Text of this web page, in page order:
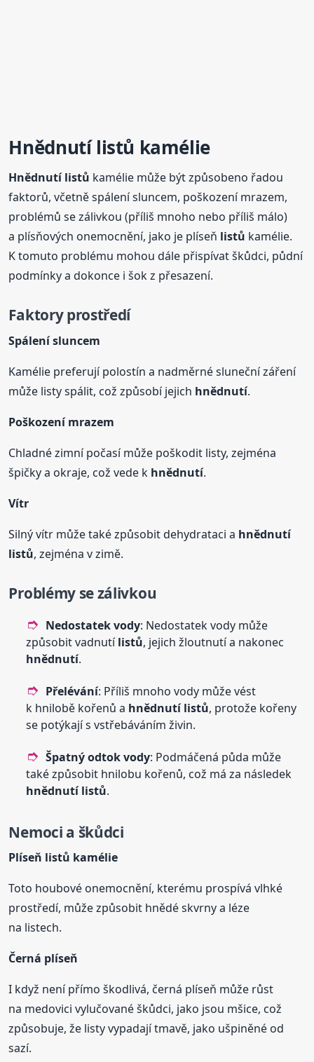
Hnědnutí listů kamélie
Hnědnutí listů kamélie může být způsobeno řadou
faktorů, včetně spálení sluncem, poškození mrazem,
problémů se zálivkou (příliš mnoho nebo příliš málo)
a plísňových onemocnění, jako je plíseň listů kamélie.
K tomuto problému mohou dále přispívat škůdci, půdní
podmínky a dokonce i šok z přesazení.
Faktory prostředí
Spálení sluncem
Kamélie preferují polostín a nadměrné sluneční záření
může listy spálit, což způsobí jejich hnědnutí.
Poškození mrazem
Chladné zimní počasí může poškodit listy, zejména
špičky a okraje, což vede k hnědnutí.
Vítr
Silný vítr může také způsobit dehydrataci a hnědnutí
listů, zejména v zimě.
Problémy se zálivkou
Nedostatek vody: Nedostatek vody může
způsobit vadnutílistů, jejich žloutnutí a nakonec
hnědnutí.
Přelévání: Příliš mnoho vody může vést
k hnilobě kořenů a hnědnutí listů, protože kořeny
se potýkají s vstřebáváním živin.
Špatný odtok vody: Podmáčená půda může
také způsobit hnilobu kořenů, což má za následek
hnědnutí listů.
Nemoci a škůdci
Plíseň listů kamélie
Toto houbové onemocnění, kterému prospívá vlhké
prostředí, může způsobit hnědé skvrny a léze
na listech.
Černá plíseň
I když není přímo škodlivá, černá plíseň může růst
na medovici vylučované škůdci, jako jsou mšice, což
způsobuje, že listy vypadají tmavě, jako ušpiněné od
sazí.